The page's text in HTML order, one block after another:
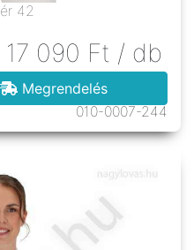
42
17 090 Ft / db
Megrendelés
010-0007-244